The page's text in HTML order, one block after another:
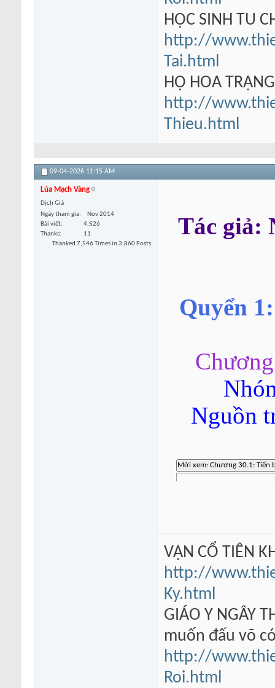
HỌC SINH TU
http://
Tai.html
HỘ HOA
http://
Thieu.html
09-04-2026 11:15 AM
Lúa Mạch Vàng
Dịch Giả
Ngày tham gia
Nov 2014
Bài viết
4,526
Thanks
11
Thanked 7,546 Times in 3,860 Posts
Tác giả:
Quyển
Nguồn
VẠN CỔ TIÊN
http://
Ky.html
GIÁO Y NGÂY
muốn đấu võ
http://
Roi.html